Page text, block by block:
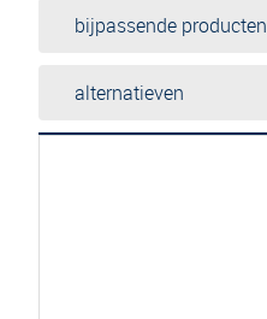
bijpassende producten
alternatieven